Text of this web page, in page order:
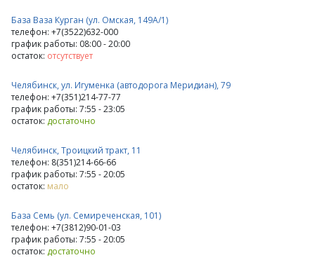
База Ваза Курган (ул. Омская, 149А/1)
телефон: +7(3522)632-000
график работы: 08:00 - 20:00
остаток: отсутствует
Челябинск, ул. Игуменка (автодорога Меридиан), 79
телефон: +7(351)214-77-77
график работы: 7:55 - 23:05
остаток: достаточно
Челябинск, Троицкий тракт, 11
телефон: 8(351)214-66-66
график работы: 7:55 - 20:05
остаток: мало
База Семь (ул. Семиреченская, 101)
телефон: +7(3812)90-01-03
график работы: 7:55 - 20:05
остаток: достаточно